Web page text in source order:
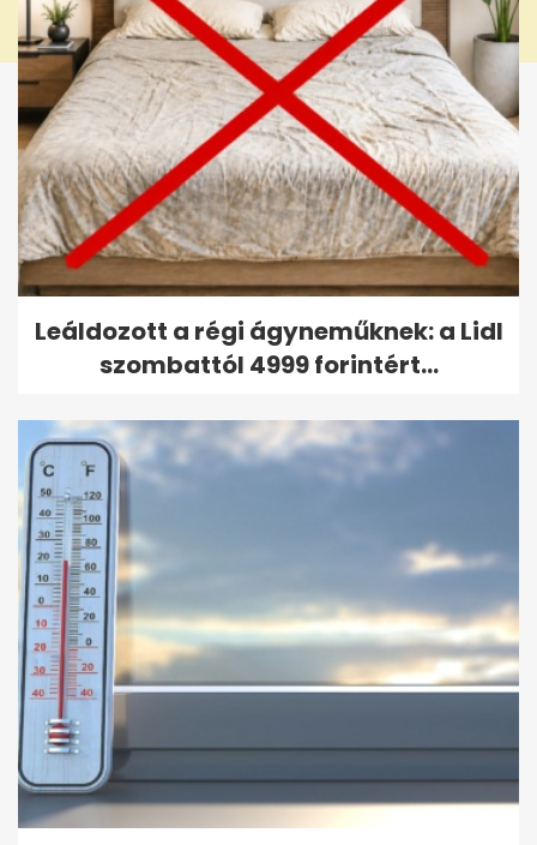
Leáldozott a régi ágyneműknek: a Lidl
szombattól 4999 forintért...